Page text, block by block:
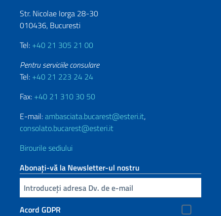
Str. Nicolae Iorga 28-30
010436, Bucuresti
Tel: +40 21 305 21 00
Pentru serviciile consulare
Tel: +40 21 223 24 24
Fax: +40 21 310 30 50
E-mail:ambasciata.bucarest@esteri.it,
consolato.bucarest@esteri.it
Birourile sediului
Abonați-vă la Newsletter-ul nostru
Inserisci la tua email
Acord GDPR